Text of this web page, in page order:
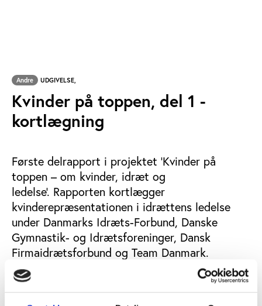
Andre UDGIVELSE,
Kvinder på toppen, del 1 -
kortlægning
Første delrapport i projektet ’Kvinder på
toppen – om kvinder, idræt og
ledelse’. Rapporten kortlægger
kvinderepræsentationen i idrættens ledelse
under Danmarks Idræts-Forbund, Danske
Gymnastik- og Idrætsforeninger, Dansk
Firmaidrætsforbund og Team Danmark.
SKREVET AF: GERTRUD PFISTER